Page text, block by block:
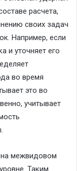
расчета,
своих задач
Например, если
и уточняет его
во время
это во
учитывает
на межвидовом
Таким